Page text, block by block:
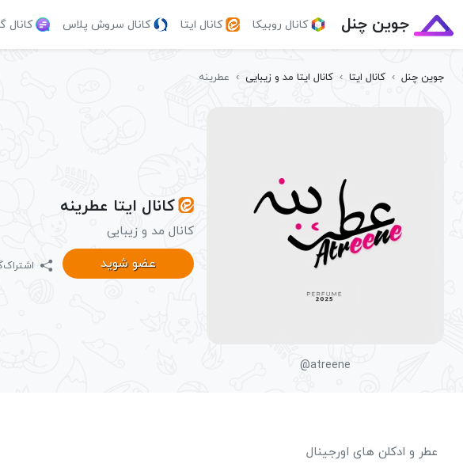
جوین چنل کانال روبیکا کانال ایتا کانال سروش پلاس کانال
جوین چنل › کانال ایتا › کانال ایتا مد و زیبایی › عطرینه
@atreene
کانال ایتا عطرینه
کانال مد و زیبایی
عضو شوید
عطر و ادکلن های اورجینال